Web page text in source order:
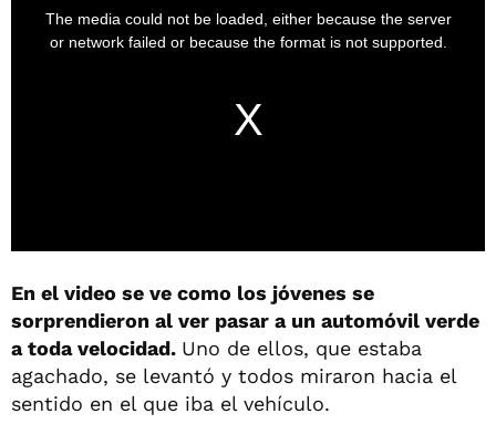
En el video se ve como los jóvenes se
sorprendieron al ver pasar a un automóvil verde
a toda velocidad. Uno de ellos, que estaba
agachado, se levantó y todos miraron hacia el
sentido en el que iba el vehículo.